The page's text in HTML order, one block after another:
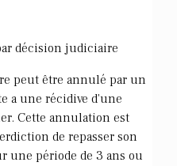
décision judiciaire
peut être annulé par un
a une récidive d'une
Cette annulation est
de repasser son
une période de 3 ans ou